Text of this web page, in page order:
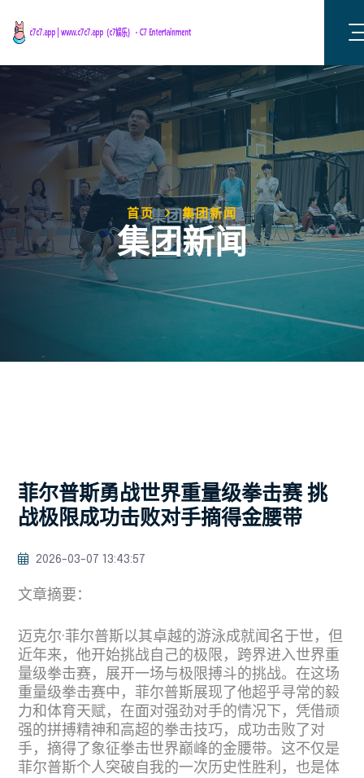
首页 集团新闻
集团新闻
菲尔普斯勇战世界重量级拳击赛 挑
战极限成功击败对手摘得金腰带
2026-03-07 13:43:57
文章摘要：
迈克尔·菲尔普斯以其卓越的游泳成就闻名于世，但
近年来，他开始挑战自己的极限，跨界进入世界重
量级拳击赛，展开一场与极限搏斗的挑战。在这场
重量级拳击赛中，菲尔普斯展现了他超乎寻常的毅
力和体育天赋，在面对强劲对手的情况下，凭借顽
强的拼搏精神和高超的拳击技巧，成功击败了对
手，摘得了象征拳击世界巅峰的金腰带。这不仅是
菲尔普斯个人突破自我的一次历史性胜利，也是体